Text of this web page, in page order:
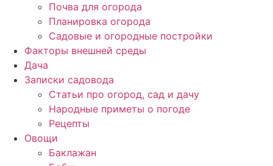
Почва для огорода
Планировка огорода
Садовые и огородные постройки
Факторы внешней среды
Дача
Записки садовода
Статьи про огород, сад и дачу
Народные приметы о погоде
Рецепты
Овощи
Баклажан